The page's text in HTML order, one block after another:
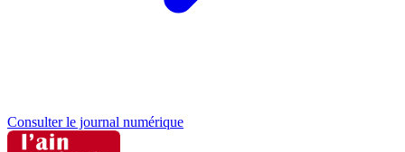
Consulter le journal numérique